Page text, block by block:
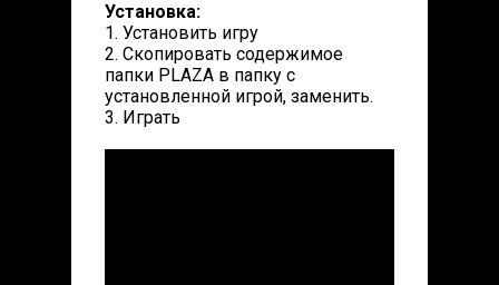
Установка:
1. Установить игру
2. Скопировать содержимое
папки PLAZA в папку с
установленной игрой, заменить.
3. Играть